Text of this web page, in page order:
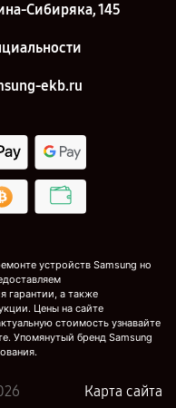
Сибиряка, 145
ekb.ru
устройств Samsung но
гарантии, а также
Цены на сайте
стоимость узнавайте
Упомянутый бренд Samsung
Карта сайта